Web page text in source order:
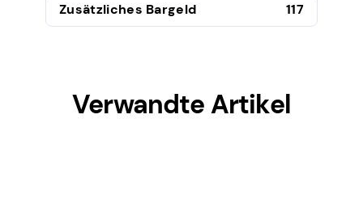
Zusätzliches Bargeld
117
Verwandte Artikel